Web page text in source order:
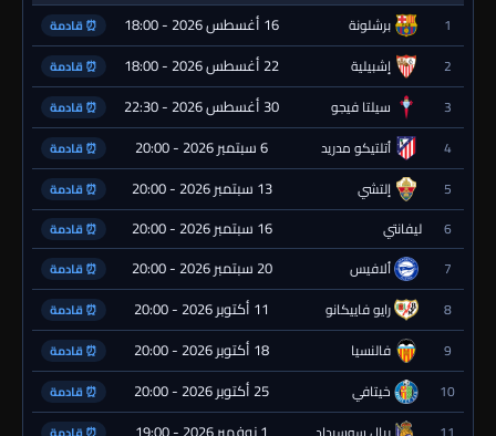
1
برشلونة 16 أغسطس 2026 - 18:00 ⏰ قادمة
2 إشبيلية 22 أغسطس 2026 - 18:00 ⏰ قادمة
3 سيلتا فيجو 30 أغسطس 2026 - 22:30 ⏰ قادمة
4 أتلتيكو مدريد 6 سبتمبر 2026 - 20:00 ⏰ قادمة
5 إلتشي 13 سبتمبر 2026 - 20:00 ⏰ قادمة
6 ليفانتي 16 سبتمبر 2026 - 20:00 ⏰ قادمة
7 ألافيس 20 سبتمبر 2026 - 20:00 ⏰ قادمة
8 رايو فاييكانو 11 أكتوبر 2026 - 20:00 ⏰ قادمة
9 فالنسيا 18 أكتوبر 2026 - 20:00 ⏰ قادمة
10 خيتافي 25 أكتوبر 2026 - 20:00 ⏰ قادمة